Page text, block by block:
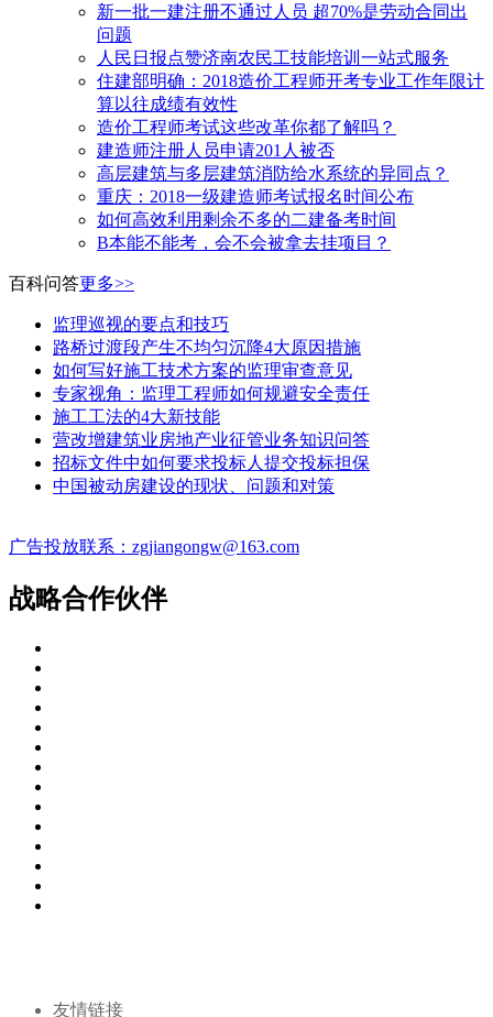
新一批一建注册不通过人员 超70%是劳动合同出
问题
人民日报点赞济南农民工技能培训一站式服务
住建部明确：2018造价工程师开考专业工作年限计
算以往成绩有效性
造价工程师考试这些改革你都了解吗？
建造师注册人员申请201人被否
高层建筑与多层建筑消防给水系统的异同点？
​重庆：2018一级建造师考试报名时间公布
如何高效利用剩余不多的二建备考时间
B本能不能考，会不会被拿去挂项目？
百科问答更多>>
监理巡视的要点和技巧
路桥过渡段产生不均匀沉降4大原因措施
如何写好施工技术方案的监理审查意见
专家视角：监理工程师如何规避安全责任
施工工法的4大新技能
营改增建筑业房地产业征管业务知识问答
招标文件中如何要求投标人提交投标担保
中国被动房建设的现状、问题和对策
广告投放联系：zgjiangongw@163.com
战略合作伙伴
友情链接